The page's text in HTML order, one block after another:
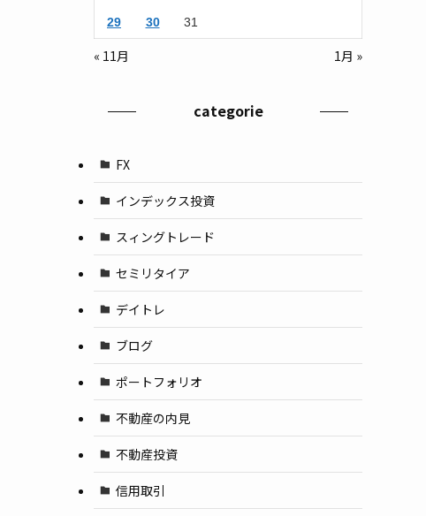
29 30 31
« 11月 1月 »
categorie
FX
インデックス投資
スィングトレード
セミリタイア
デイトレ
ブログ
ポートフォリオ
不動産の内見
不動産投資
信用取引